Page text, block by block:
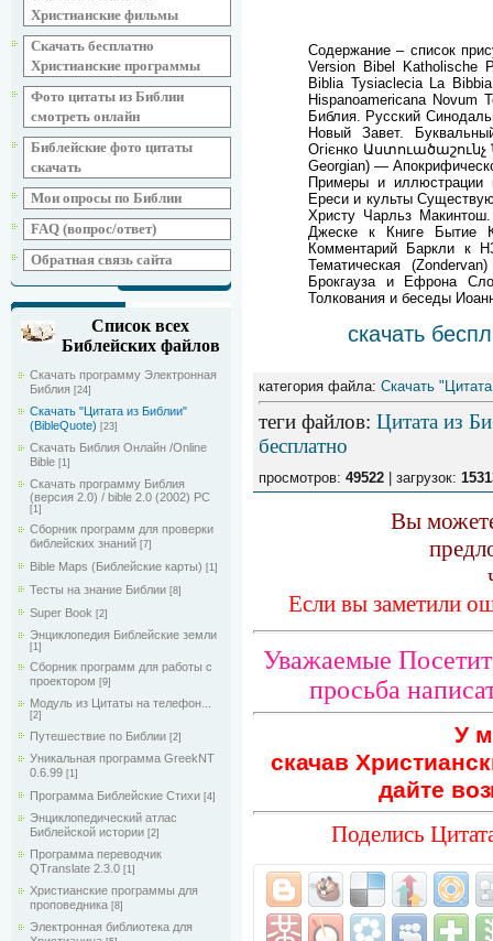
Христианские фильмы
Скачать бесплатно
Христианские программы
Фото цитаты из Библии
смотреть онлайн
Библейские фото цитаты
скачать
Мои опросы по Библии
FAQ (вопрос/ответ)
Обратная связь сайта
Список всех
Библейских файлов
Скачать программу Электронная
Библия [24]
Скачать "Цитата из Библии"
(BibleQuote) [23]
Скачать Библия Онлайн /Online
Bible [1]
Скачать программу Библия
(версия 2.0) / bible 2.0 (2002) РС
[1]
Сборник программ для проверки
библейских знаний [7]
Bible Maps (Библейские карты) [1]
Тесты на знание Библии [8]
Super Book [2]
Энциклопедия Библейские земли
[1]
Сборник программ для работы с
проектором [9]
Модуль из Цитаты на телефон...
[2]
Путешествие по Библии [2]
Уникальная программа GreekNT
0.6.99 [1]
Программа Библейские Cтихи [4]
Энциклопедический атлас
Библейской истории [2]
Программа переводчик
QTranslate 2.3.0 [1]
Христианские программы для
проповедника [8]
Электронная библиотека для
Содержание – список
Version Bibel Katholische
Biblia Tysiaclecia La
Hispanoamericana Novum
Библия. Русский
Новый Завет.
Огієнко
Georgian) —
Примеры и иллюстрации
Ереси и культы
Христу Чарльз
Джеске к Книге Бытие
Комментарий Баркли к
Тематическая
Брокгауза и Ефрона
Толкования и беседы
скачать
категория файла: Скачать
теги файлов: Цитата из
бесплатно
просмотров: 49522 | загрузок:
Вы
Если вы заметили
Уважаемые
просьба
У
скачав
дайте
Поделись